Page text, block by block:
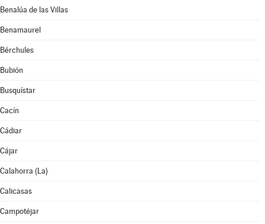
Benalúa de las Villas
Benamaurel
Bérchules
Bubión
Busquístar
Cacín
Cádiar
Cájar
Calahorra (La)
Calicasas
Campotéjar